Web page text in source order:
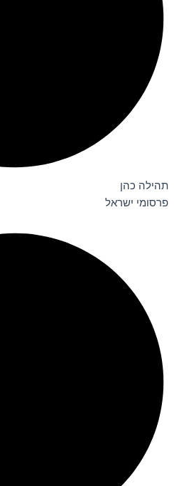
תהילה כהן
פרסומי ישראל